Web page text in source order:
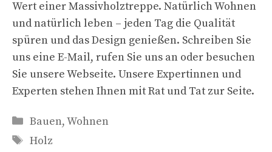
Wert einer Massivholztreppe. Natürlich Wohnen
und natürlich leben – jeden Tag die Qualität
spüren und das Design genießen. Schreiben Sie
uns eine E-Mail, rufen Sie uns an oder besuchen
Sie unsere Webseite. Unsere Expertinnen und
Experten stehen Ihnen mit Rat und Tat zur Seite.
Kategorien
Bauen,Wohnen
Schlagwörter
Holz